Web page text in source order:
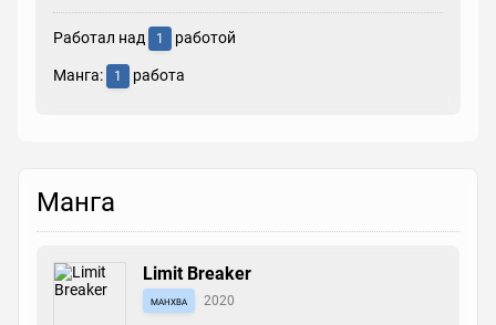
Работал над 1 работой
Манга: 1 работа
Манга
Limit Breaker
манхва 2020